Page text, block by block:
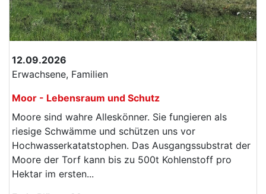
12.09.2026
Erwachsene, Familien
Moor - Lebensraum und Schutz
Moore sind wahre Alleskönner. Sie fungieren als
riesige Schwämme und schützen uns vor
Hochwasserkatatstophen. Das Ausgangssubstrat der
Moore der Torf kann bis zu 500t Kohlenstoff pro
Hektar im ersten...